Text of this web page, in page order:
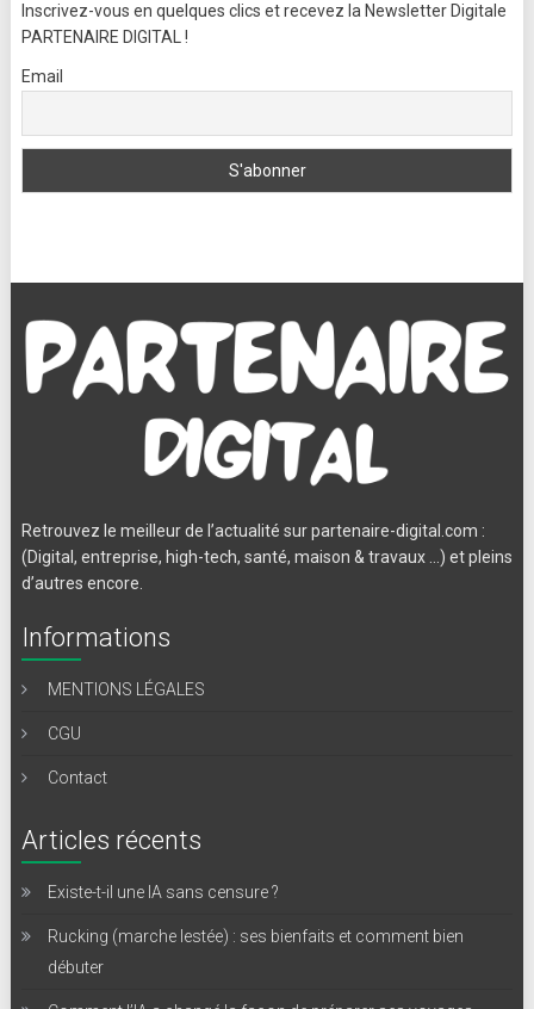
Inscrivez-vous en quelques clics et recevez la Newsletter Digitale
PARTENAIRE DIGITAL !
Email
Retrouvez le meilleur de l’actualité sur partenaire-digital.com :
(Digital, entreprise, high-tech, santé, maison & travaux …) et pleins
d’autres encore.
Informations
MENTIONS LÉGALES
CGU
Contact
Articles récents
Existe-t-il une IA sans censure ?
Rucking (marche lestée) : ses bienfaits et comment bien
débuter